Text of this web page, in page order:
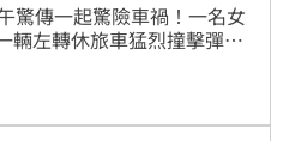
驚傳一起驚險車禍！一名女
輛左轉休旅車猛烈撞擊彈
一名醫師見狀，起初誤以
，避免受傷女子遭受二次輾